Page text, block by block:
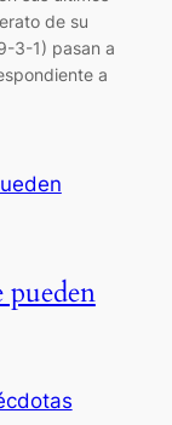
de su
3-1) pasan a
a
pueden